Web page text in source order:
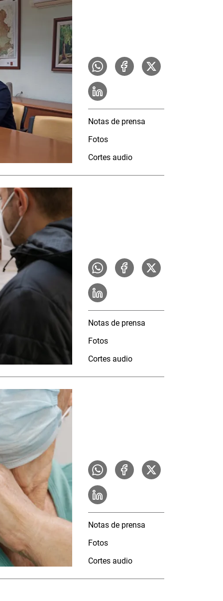
Notas de prensa
Fotos
Cortes audio
Notas de prensa
Fotos
Cortes audio
Notas de prensa
Fotos
Cortes audio